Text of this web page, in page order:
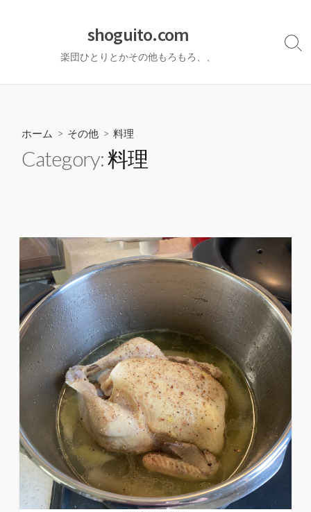
shoguito.com
楽団ひとりとかその他もろもろ、、
検
ホーム > その他 > 料理
Category:料理